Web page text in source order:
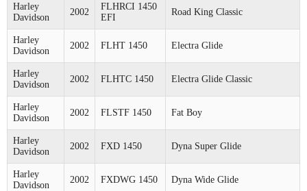
Harley
Davidson
2002
FLHRCI 1450
EFI
Road King Classic
Harley
Davidson
2002 FLHT 1450 Electra Glide
Harley
Davidson
2002 FLHTC 1450 Electra Glide Classic
Harley
Davidson
2002 FLSTF 1450 Fat Boy
Harley
Davidson
2002 FXD 1450 Dyna Super Glide
Harley
Davidson
2002 FXDWG 1450 Dyna Wide Glide